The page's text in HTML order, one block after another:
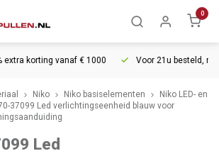
0
extra korting vanaf € 1000 Voor 21u besteld,
Niko Niko basiselementen
Niko LED- en
37099 Led verlichtingseenheid blauw voor
Led